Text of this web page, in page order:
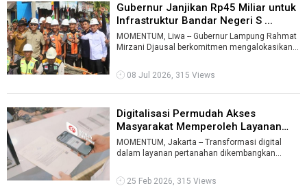
Gubernur Janjikan Rp45 Miliar untuk
Infrastruktur Bandar Negeri S ...
MOMENTUM, Liwa -- Gubernur Lampung Rahmat
Mirzani Djausal berkomitmen mengalokasikan
08 Jul 2026, 315 Views
Digitalisasi Permudah Akses
Masyarakat Memperoleh Layanan
Pertana ...
MOMENTUM, Jakarta -- Transformasi digital
dalam layanan pertanahan dikembangkan
Pert ...
25 Feb 2026, 315 Views